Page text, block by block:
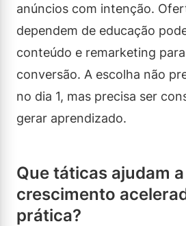
anúncios com intenção.
dependem de educação
conteúdo e remarketing
conversão. A escolha não
no dia 1, mas precisa ser
gerar aprendizado.
Que táticas ajudam
crescimento
prática?